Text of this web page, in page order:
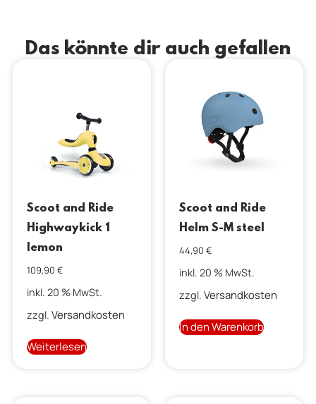
Das könnte dir auch gefallen
Scoot and Ride
Highwaykick 1
lemon
109,90 €
inkl. 20 % MwSt.
zzgl. Versandkosten
Weiterlesen
Scoot and Ride
Helm S-M steel
44,90 €
inkl. 20 % MwSt.
zzgl. Versandkosten
In den Warenkorb